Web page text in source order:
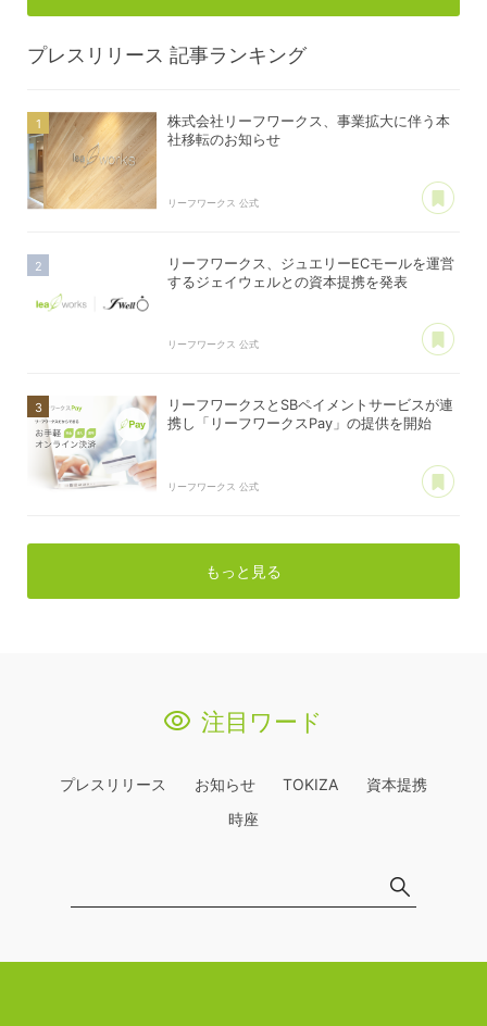
プレスリリース 記事ランキング
株式会社リーフワークス、事業拡大に伴う本
社移転のお知らせ
リーフワークス 公式
リーフワークス、ジュエリーECモールを運営
するジェイウェルとの資本提携を発表
リーフワークス 公式
リーフワークスとSBペイメントサービスが連
携し「リーフワークスPay」の提供を開始
リーフワークス 公式
もっと見る
注目ワード
プレスリリース お知らせ TOKIZA
資本提携
時座